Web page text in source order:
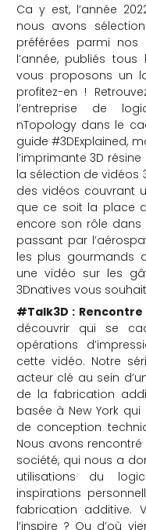
Ca y est, l’année
nous avons
préférées parmi
l’année, publiés
vous proposons un
profitez-en !
l’entreprise de
nTopology dans le
guide #3DExplained,
l’imprimante 3D résine
la sélection de vidéos
des vidéos couvrant
que ce soit la place
encore son rôle
passant par
les plus gourmands
une vidéo sur les
3Dnatives vous
#Talk3D :
découvrir qui se
opérations
cette vidéo. Notre
acteur clé au sein
de la fabrication
basée à New York
de conception
Nous avons rencontré
société, qui nous a
utilisations du
inspirations
fabrication additive.
l’inspire ? Ou d’où